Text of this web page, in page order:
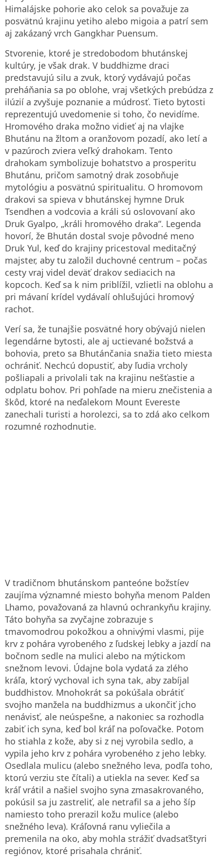
Himalájske pohorie ako celok sa považuje za
posvätnú krajinu yetiho alebo migoia a patrí sem
aj zakázaný vrch Gangkhar Puensum.
Stvorenie, ktoré je stredobodom bhutánskej
kultúry, je však drak. V buddhizme draci
predstavujú silu a zvuk, ktorý vydávajú počas
preháňania sa po oblohe, vraj všetkých prebúdza z
ilúzií a zvyšuje poznanie a múdrosť. Tieto bytosti
reprezentujú uvedomenie si toho, čo nevidíme.
Hromového draka možno vidieť aj na vlajke
Bhutánu na žltom a oranžovom pozadí, ako letí a
v pazúroch zviera veľký drahokam. Tento
drahokam symbolizuje bohatstvo a prosperitu
Bhutánu, pričom samotný drak zosobňuje
mytológiu a posvätnú spiritualitu. O hromovom
drakovi sa spieva v bhutánskej hymne Druk
Tsendhen a vodcovia a králi sú oslovovaní ako
Druk Gyalpo, „králi hromového draka“. Legenda
hovorí, že Bhután dostal svoje pôvodné meno
Druk Yul, keď do krajiny pricestoval meditačný
majster, aby tu založil duchovné centrum – počas
cesty vraj videl deväť drakov sediacich na
kopcoch. Keď sa k nim priblížil, vzlietli na oblohu a
pri mávaní krídel vydávalí ohlušujúci hromový
rachot.
Verí sa, že tunajšie posvätné hory obývajú nielen
legendárne bytosti, ale aj uctievané božstvá a
bohovia, preto sa Bhutánčania snažia tieto miesta
ochrániť. Nechcú dopustiť, aby ľudia vrcholy
pošliapali a privolali tak na krajinu nešťastie a
odplatu bohov. Pri pohľade na mieru znečistenia a
škôd, ktoré na neďalekom Mount Evereste
zanechali turisti a horolezci, sa to zdá ako celkom
rozumné rozhodnutie.
V tradičnom bhutánskom panteóne božstíev
zaujíma významné miesto bohyňa menom Palden
Lhamo, považovaná za hlavnú ochrankyňu krajiny.
Táto bohyňa sa zvyčajne zobrazuje s
tmavomodrou pokožkou a ohnivými vlasmi, pije
krv z pohára vyrobeného z ľudskej lebky a jazdí na
bočnom sedle na mulici alebo na mýtickom
snežnom levovi. Údajne bola vydatá za zlého
kráľa, ktorý vychoval ich syna tak, aby zabíjal
buddhistov. Mnohokrát sa pokúšala obrátiť
svojho manžela na buddhizmus a ukončiť jcho
nenávisť, ale neúspešne, a nakoniec sa rozhodla
zabiť ich syna, keď bol kráľ na poľovačke. Potom
ho stiahla z kože, aby si z nej vyrobila sedlo, a
vypila jeho krv z pohára vyrobeného z jeho lebky.
Osedlala mulicu (alebo snežného leva, podľa toho,
ktorú verziu ste čítali) a utiekla na sever. Keď sa
kráľ vrátil a našiel svojho syna zmasakrovaného,
pokúsil sa ju zastreliť, ale netrafil sa a jeho šíp
namiesto toho prerazil kožu mulice (alebo
snežného leva). Kráľovná ranu vyliečila a
premenila na oko, aby mohla strážiť dvadsaťštyri
regiónov, ktoré prisahala chrániť.